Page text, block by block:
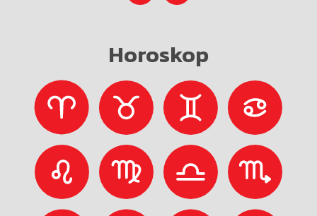
Horoskop